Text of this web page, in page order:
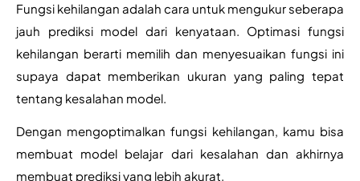
Fungsi kehilangan adalah cara untuk mengukur seberapa
jauh prediksi model dari kenyataan. Optimasi fungsi
kehilangan berarti memilih dan menyesuaikan fungsi ini
supaya dapat memberikan ukuran yang paling tepat
tentang kesalahan model.
Dengan mengoptimalkan fungsi kehilangan, kamu bisa
membuat model belajar dari kesalahan dan akhirnya
membuat prediksi yang lebih akurat.